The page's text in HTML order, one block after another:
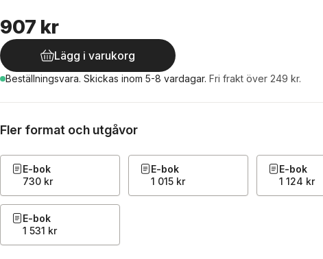
907 kr
Lägg i varukorg
Beställningsvara. Skickas inom 5-8 vardagar. Fri frakt över 249 kr.
Fler format och utgåvor
E-bok
730 kr
E-bok
1 015 kr
E-bok
1 124 kr
E-bok
1 531 kr